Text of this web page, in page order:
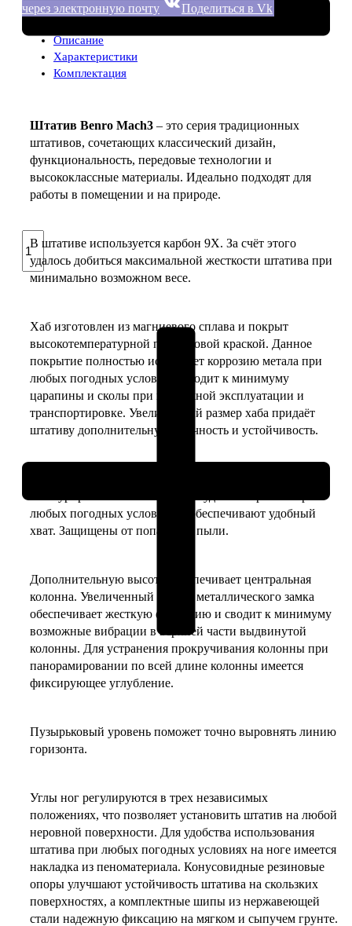
Количество
товара
Карбоновый
штатив
TMA37C
через электронную почту
Поделиться в Vk
Описание
Характеристики
Комплектация
Штатив Benro Mach3 – это серия традиционных
штативов, сочетающих классический дизайн,
функциональность, передовые технологии и
высококлассные материалы. Идеально подходят для
работы в помещении и на природе.
В штативе используется карбон 9Х. За счёт этого
удалось добиться максимальной жесткости штатива при
минимально возможном весе.
Хаб изготовлен из магниевого сплава и покрыт
высокотемпературной порошковой краской. Данное
покрытие полностью исключает коррозию метала при
любых погодных условиях, сводит к минимуму
царапины и сколы при небрежной эксплуатации и
транспортировке. Увеличенный размер хаба придаёт
штативу дополнительную прочность и устойчивость.
любых погодных условиях и обеспечивают удобный
хват. Защищены от попадания пыли.
Дополнительную высоту обеспечивает центральная
колонна. Увеличенный размер металлического замка
обеспечивает жесткую фиксацию и сводит к минимуму
возможные вибрации в верхней части выдвинутой
колонны. Для устранения прокручивания колонны при
панорамировании по всей длине колонны имеется
фиксирующее углубление.
Пузырьковый уровень поможет точно выровнять линию
горизонта.
Углы ног регулируются в трех независимых
положениях, что позволяет установить штатив на любой
неровной поверхности. Для удобства использования
штатива при любых погодных условиях на ноге имеется
накладка из пеноматериала. Конусовидные резиновые
опоры улучшают устойчивость штатива на скользких
поверхностях, а комплектные шипы из нержавеющей
стали надежную фиксацию на мягком и сыпучем грунте.